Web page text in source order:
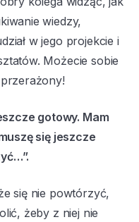
wiedzy,
w jego projekcie i
Możecie sobie
gotowy. Mam
się jeszcze
się nie powtórzyć,
żeby z niej nie